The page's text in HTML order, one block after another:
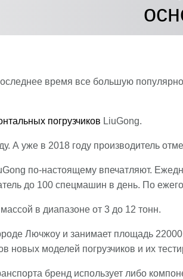
время все большую
погрузчиков LiuGong.
А уже в 2018 году производитель
по-настоящему впечатляют.
до 100 спецмашин в день. По
в диапазоне от 3 до 12 тонн.
Лючжоу и занимает площадь
новых моделей погрузчиков и их
бренд использует либо